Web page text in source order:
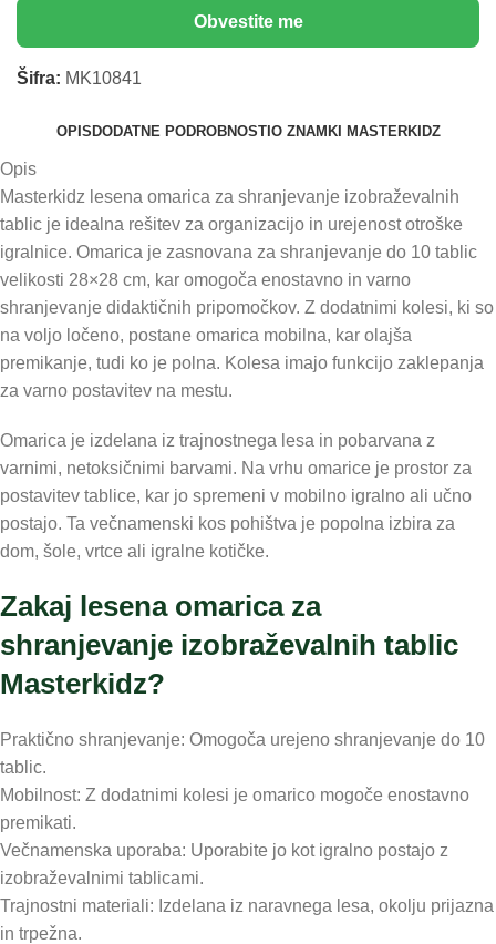
Obvestite me
Šifra: MK10841
OPIS DODATNE PODROBNOSTI O ZNAMKI MASTERKIDZ
Opis
Masterkidz lesena omarica za shranjevanje izobraževalnih
tablic je idealna rešitev za organizacijo in urejenost otroške
igralnice. Omarica je zasnovana za shranjevanje do 10 tablic
velikosti 28×28 cm, kar omogoča enostavno in varno
shranjevanje didaktičnih pripomočkov. Z dodatnimi kolesi, ki so
na voljo ločeno, postane omarica mobilna, kar olajša
premikanje, tudi ko je polna. Kolesa imajo funkcijo zaklepanja
za varno postavitev na mestu.
Omarica je izdelana iz trajnostnega lesa in pobarvana z
varnimi, netoksičnimi barvami. Na vrhu omarice je prostor za
postavitev tablice, kar jo spremeni v mobilno igralno ali učno
postajo. Ta večnamenski kos pohištva je popolna izbira za
dom, šole, vrtce ali igralne kotičke.
Zakaj lesena omarica za
shranjevanje izobraževalnih tablic
Masterkidz?
Praktično shranjevanje: Omogoča urejeno shranjevanje do 10
tablic.
Mobilnost: Z dodatnimi kolesi je omarico mogoče enostavno
premikati.
Večnamenska uporaba: Uporabite jo kot igralno postajo z
izobraževalnimi tablicami.
Trajnostni materiali: Izdelana iz naravnega lesa, okolju prijazna
in trpežna.